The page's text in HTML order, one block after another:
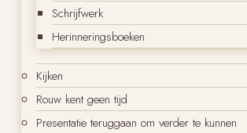
Schrijfwerk
Herinneringsboeken
Kijken
Rouw kent geen tijd
Presentatie teruggaan om verder te kunnen